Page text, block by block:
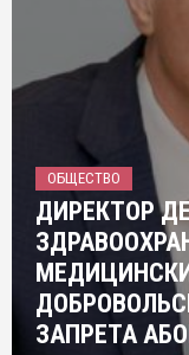
ОБЩЕСТВО
ДИРЕКТОР
ЗАПРЕТА